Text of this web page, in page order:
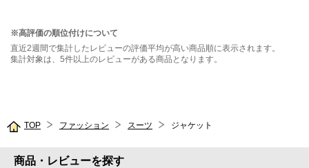
※高評価の順位付けについて
直近2週間で集計したレビューの評価平均が高い商品順に表示されます。
集計対象は、5件以上のレビューがある商品となります。
TOP ファッション スーツ ジャケット
商品・レビューを探す